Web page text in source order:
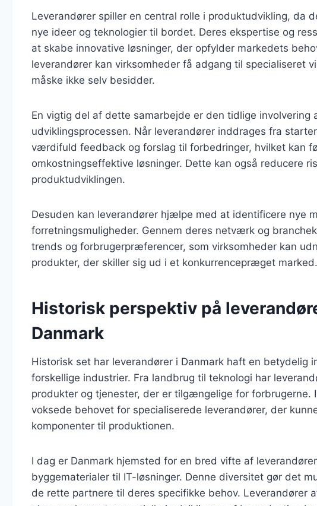
Leverandører spiller en central rolle i produktudvikling, da
nye ideer og teknologier til bordet. Deres ekspertise og
at skabe innovative løsninger, der opfylder markedets
leverandører kan virksomheder få adgang til specialiseret
måske ikke selv besidder.
En vigtig del af dette samarbejde er den tidlige involvering
udviklingsprocessen. Når leverandører inddrages fra
værdifuld feedback og forslag til forbedringer, hvilket kan
omkostningseffektive løsninger. Dette kan også reducere
produktudviklingen.
Desuden kan leverandører hjælpe med at identificere nye
forretningsmuligheder. Gennem deres netværk og
trends og forbrugerpræferencer, som virksomheder kan
produkter, der skiller sig ud i et konkurrencepræget marked.
Historisk perspektiv på
Danmark
Historisk set har leverandører i Danmark haft en betydelig
forskellige industrier. Fra landbrug til teknologi har
produkter og tjenester, der er tilgængelige for forbrugerne.
voksede behovet for specialiserede leverandører, der
komponenter til produktionen.
I dag er Danmark hjemsted for en bred vifte af
byggematerialer til IT-løsninger. Denne diversitet gør det
de rette partnere til deres specifikke behov. Leverandører